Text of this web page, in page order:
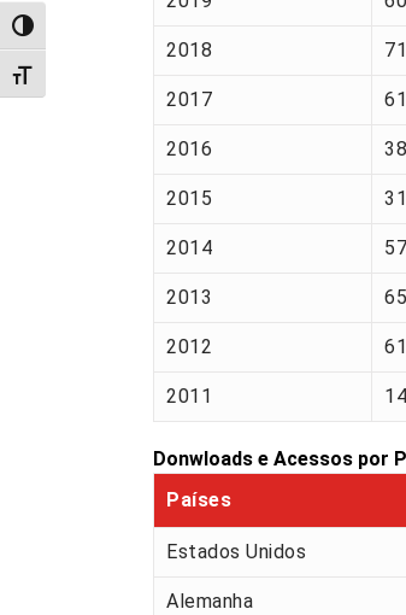
Alternar alto contraste
Alternar tamanho da fonte
2018 71
2017 61
2016 38
2015 31
2014 57
2013 65
2012 61
2011
Donwloads e Acessos por
Países
Estados Unidos
Alemanha